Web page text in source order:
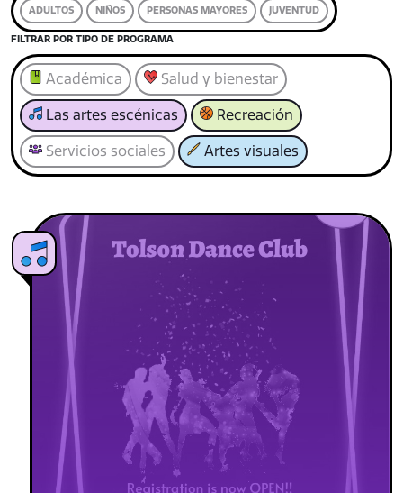
ADULTOS NIÑOS PERSONAS MAYORES JUVENTUD
FILTRAR POR TIPO DE PROGRAMA
Académica Salud y bienestar
Las artes escénicas Recreación
Servicios sociales Artes visuales